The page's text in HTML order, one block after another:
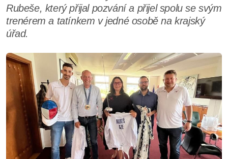
Rubeše, který přijal pozvání a přijel spolu se svým
trenérem a tatínkem v jedné osobě na krajský
úřad.